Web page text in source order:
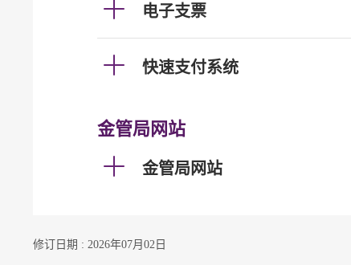
电子支票
快速支付系统
金管局网站
金管局网站
修订日期 : 2026年07月02日